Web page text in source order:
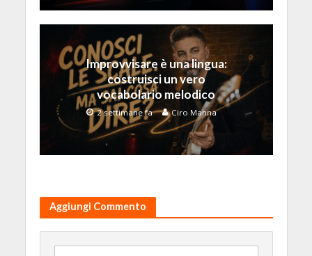
Improvvisare è una lingua:
costruisci un vero
vocabolario melodico
2 settimane fa Ciro Manna
Aggiungi Commento